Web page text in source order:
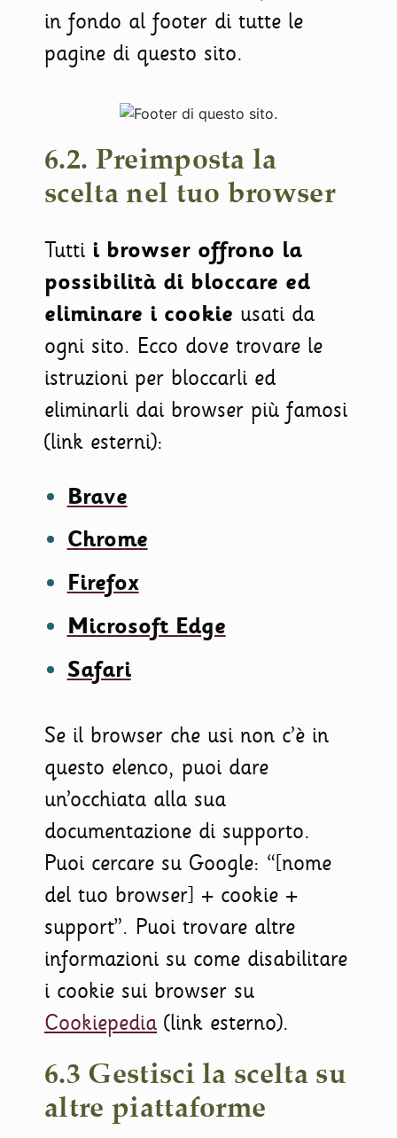
in fondo al footer di tutte le
pagine di questo sito.
6.2. Preimposta la
scelta nel tuo browser
Tutti i browser offrono la
possibilità di bloccare ed
eliminare i cookie usati da
ogni sito. Ecco dove trovare le
istruzioni per bloccarli ed
eliminarli dai browser più famosi
(link esterni):
Brave
Chrome
Firefox
Microsoft Edge
Safari
Se il browser che usi non c’è in
questo elenco, puoi dare
un’occhiata alla sua
documentazione di supporto.
Puoi cercare su Google: “[nome
del tuo browser] + cookie +
support”. Puoi trovare altre
informazioni su come disabilitare
i cookie sui browser su
Cookiepedia (link esterno).
6.3 Gestisci la scelta su
altre piattaforme